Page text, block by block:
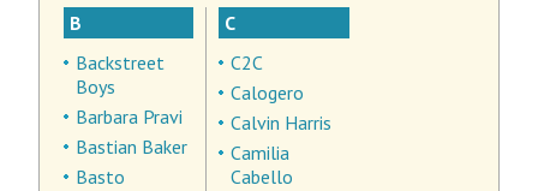
B
Backstreet
Boys
Barbara Pravi
Bastian Baker
Basto
C
C2C
Calogero
Calvin Harris
Camilia
Cabello